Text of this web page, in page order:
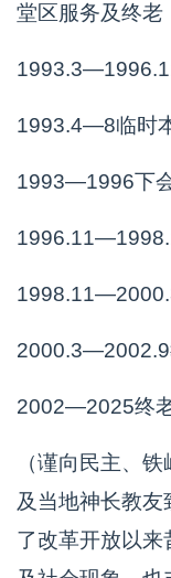
堂区服务及终老
1993.4—8临时
1993—1996下
2000.3—2002.9
2002—2025终老
（谨向民主、
及当地神长教
了改革开放以